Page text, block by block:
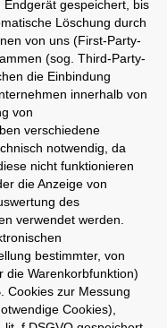
gespeichert, bis
Löschung durch
von uns (First-Party-
(sog. Third-Party-
die Einbindung
innerhalb von
von
verschiedene
notwendig, da
nicht funktionieren
die Anzeige von
des
verwendet werden.
bestimmter, von
die Warenkorbfunktion)
Cookies zur Messung
Cookies),